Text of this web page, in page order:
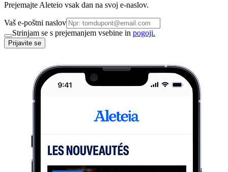
Prejemajte Aleteio vsak dan na svoj e-naslov.
Vaš e-poštni naslov
Strinjam se s prejemanjem vsebine in pogoji.
Prijavite se